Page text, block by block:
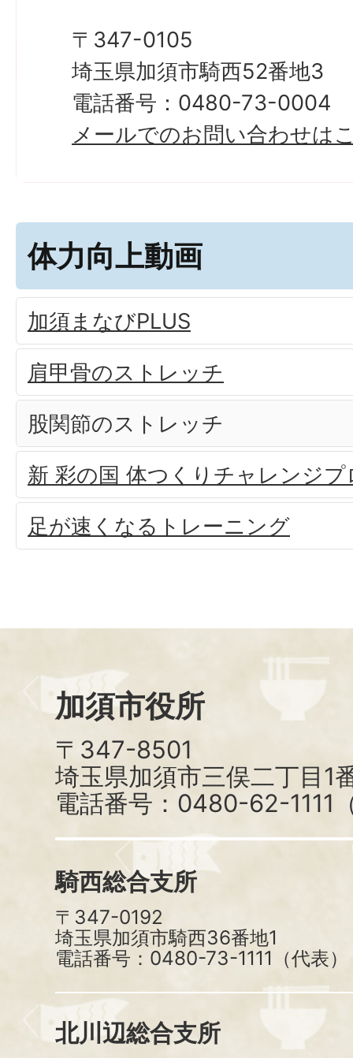
〒347-0105
埼玉県加須市騎西52番地3
電話番号：0480-73-0004
メールでのお問い合わせは
体力向上動画
加須まなびPLUS
肩甲骨のストレッチ
股関節のストレッチ
新 彩の国 体つくりチャレンジ
足が速くなるトレーニング
加須市役所
〒347-8501
埼玉県加須市三俣二丁目1
電話番号：0480-62-1111
騎西総合支所
〒347-0192
埼玉県加須市騎西36番地1
電話番号：0480-73-1111（代表）
北川辺総合支所